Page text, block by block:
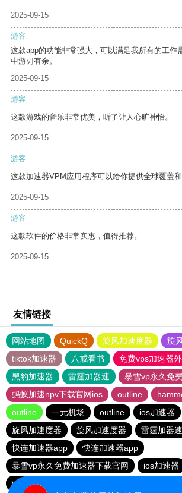
2025-09-15
游客
这款app的功能非常强大，可以满足我所有的工作
中游刃有余。
2025-09-15
游客
这款游戏的音乐非常优美，听了让人心旷神怡。
2025-09-15
游客
这款加速器VPM应用程序可以给你提供全球覆盖和
2025-09-15
游客
这款软件的价格非常实惠，值得推荐。
2025-09-15
友情链接
网站地图 QuickQ 旋风加速度器 旋
tiktok加速器
八戒看书
免费vps加速器
黑豹加速器
雷霆加器速
暴雪vp永久免
蚂蚁加速npv下载官网ios
outline
outline
一元机场 outline ios加速器
旋风加速度器
旋风加速度器 雷霆加器速
快连加速器app
快连加速器app
暴雪vp永久免费加速器下载官网
ios加速器
ios加速器